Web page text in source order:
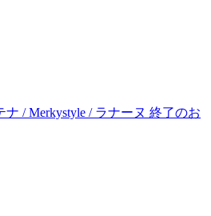
ナ / Merkystyle / ラナーヌ 終了のお